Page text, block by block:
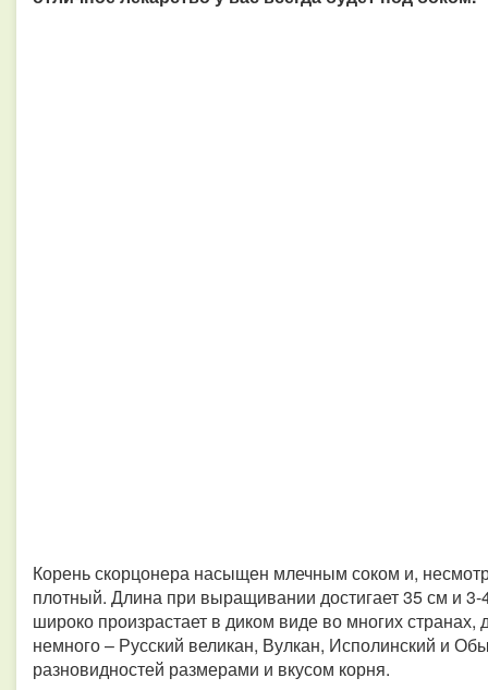
Корень скорцонера насыщен млечным соком и,
плотный. Длина при выращивании достигает 35 см и
широко произрастает в диком виде во многих
немного – Русский великан, Вулкан, Исполинский и
разновидностей размерами и вкусом корня.